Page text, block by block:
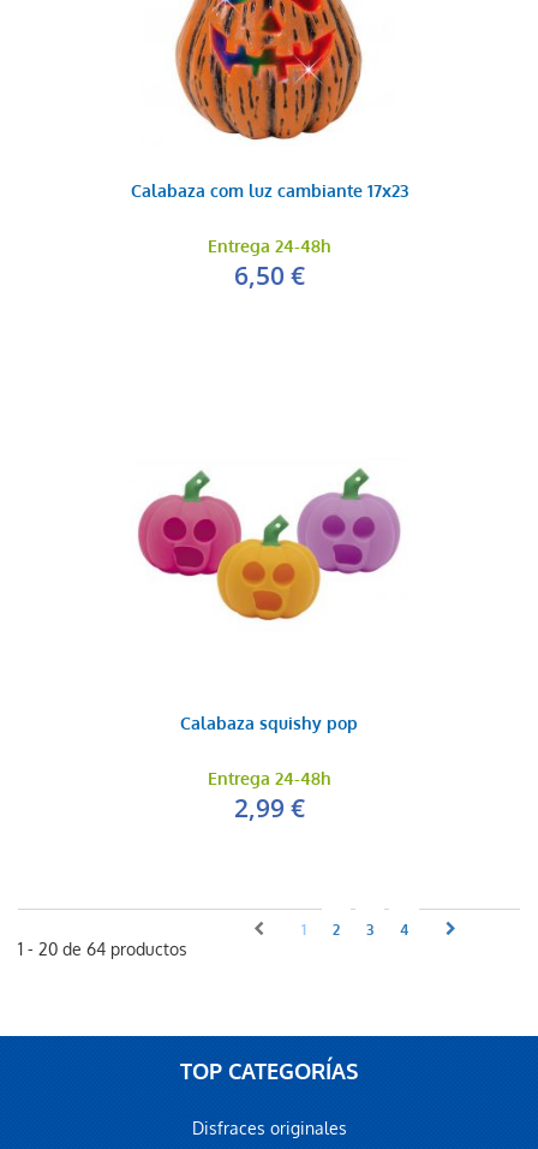
Calabaza com luz cambiante 17x23
Entrega 24-48h
6,50 €
Calabaza squishy pop
Entrega 24-48h
2,99 €
1 - 20 de 64 productos
1 2 3 4
TOP CATEGORÍAS
Disfraces originales